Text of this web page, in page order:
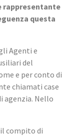
rappresentante
questa
Agenti e
del
e per conto di
chiamati case
agenzia. Nello
compito di